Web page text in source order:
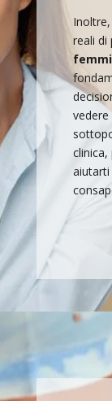
reali di
clinica,
aiutarti